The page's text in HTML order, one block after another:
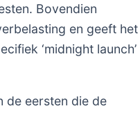
Bovendien
en geeft het
‘midnight launch’
de eersten die de